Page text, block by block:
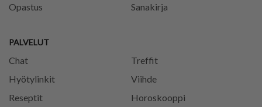
Opastus
PALVELUT
Chat
Treffit
Hyötylinkit
Viihde
Reseptit
Horoskooppi
Sanakirja